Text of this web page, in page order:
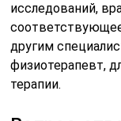
исследований,
другим
физиотерапевт,
терапии.